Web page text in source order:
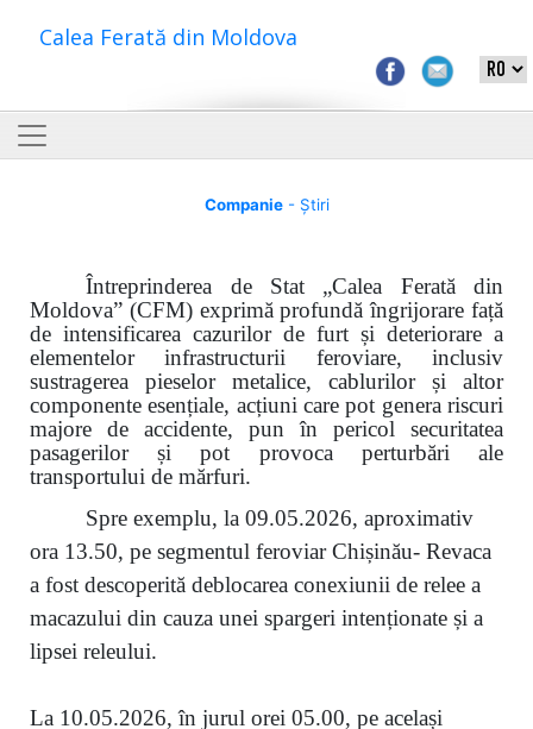
Calea Ferată din Moldova
Companie- Știri
Întreprinderea de Stat „Calea Ferată din
Moldova” (CFM) exprimă profundă îngrijorare față
de intensificarea cazurilor de furt și deteriorare a
elementelor infrastructurii feroviare, inclusiv
sustragerea pieselor metalice, cablurilor și altor
componente esențiale, acțiuni care pot genera riscuri
majore de accidente, pun în pericol securitatea
pasagerilor și pot provoca perturbări ale
transportului de mărfuri.
Spre exemplu, la 09.05.2026, aproximativ
ora 13.50, pe segmentul feroviar Chișinău- Revaca
a fost descoperită deblocarea conexiunii de relee a
macazului din cauza unei spargeri intenționate și a
lipsei releului.
La 10.05.2026, în jurul orei 05.00, pe același